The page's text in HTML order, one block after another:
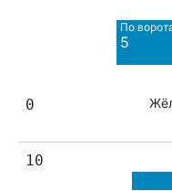
По
5
0
10